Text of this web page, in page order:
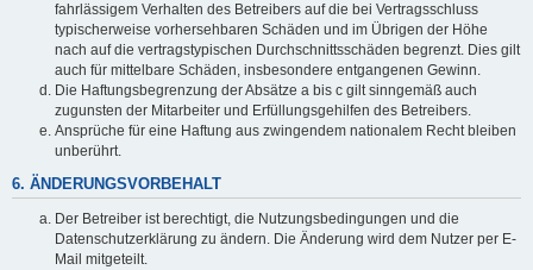
fahrlässigem Verhalten des Betreibers auf die bei Vertragsschluss
typischerweise vorhersehbaren Schäden und im Übrigen der Höhe
nach auf die vertragstypischen Durchschnittsschäden begrenzt. Dies gilt
auch für mittelbare Schäden, insbesondere entgangenen Gewinn.
Die Haftungsbegrenzung der Absätze a bis c gilt sinngemäß auch
zugunsten der Mitarbeiter und Erfüllungsgehilfen des Betreibers.
Ansprüche für eine Haftung aus zwingendem nationalem Recht bleiben
unberührt.
6. ÄNDERUNGSVORBEHALT
Der Betreiber ist berechtigt, die Nutzungsbedingungen und die
Datenschutzerklärung zu ändern. Die Änderung wird dem Nutzer per E-
Mail mitgeteilt.